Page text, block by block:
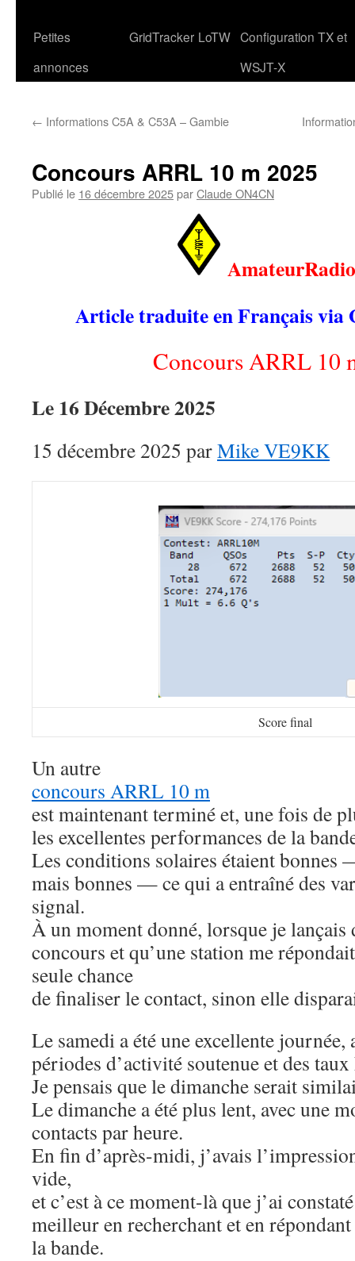
Petites
annonces
GridTracker LoTW Configuration TX et
WSJT-X
← Informations C5A & C53A – Gambie
Concours ARRL 10 m 2025
Publié le 16 décembre 2025parClaude ON4CN
Article traduite en Français via
Concours ARRL 10
Le 16 Décembre 2025
15 décembre 2025 parMike VE9KK
Score final
Un autre
concours ARRL 10 m
est maintenant terminé et, une fois de
les excellentes performances de la
Les conditions solaires étaient bonnes
mais bonnes — ce qui a entraîné des
signal.
À un moment donné, lorsque je lançais
concours et qu’une station me
seule chance
de finaliser le contact, sinon elle
Le samedi a été une excellente journée,
périodes d’activité soutenue et des
Je pensais que le dimanche serait
Le dimanche a été plus lent, avec une
contacts par heure.
En fin d’après-midi, j’avais
vide,
et c’est à ce moment-là que j’ai
meilleur en recherchant et en
la bande.